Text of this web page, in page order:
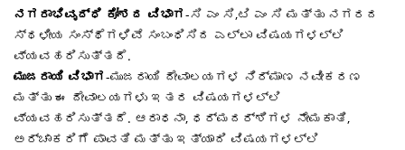
ನಗರಾಭಿವೃದ್ಧಿ ಕೋಶದ ವಿಭಾಗ-ಸಿ ಎಂ ಸಿ,ಟಿ ಎಂ ಸಿ ಮತ್ತು ನಗರದ
ಸ್ಥಳೀಯ ಸಂಸ್ಥೆಗಳಿವೆ ಸಂಬಂಧಿಸಿದ ಎಲ್ಲಾ ವಿಷಯಗಳಲ್ಲಿ
ವ್ಯವಹರಿಸುತ್ತದೆ.
ಮುಜರಾಯಿ ವಿಭಾಗ-ಮುಜರಾಯಿ ದೇವಾಲಯಗಳ ನಿರ್ಮಾಣ ನವೀಕರಣ
ಮತ್ತು ಈ ದೇವಾಲಯಗಳು ಇತರ ವಿಷಯಗಳಲ್ಲಿ
ವ್ಯವಹರಿಸುತ್ತದೆ. ಆರಾಧನಾ, ಧರ್ಮದರ್ಶಿಗಳ ನೇಮಕಾತಿ,
ಅರ್ಚಾಕರಿಗೆ ಪಾವತಿ ಮತ್ತು ಇತ್ಯಾದಿ ವಿಷಯಗಳಲ್ಲಿ